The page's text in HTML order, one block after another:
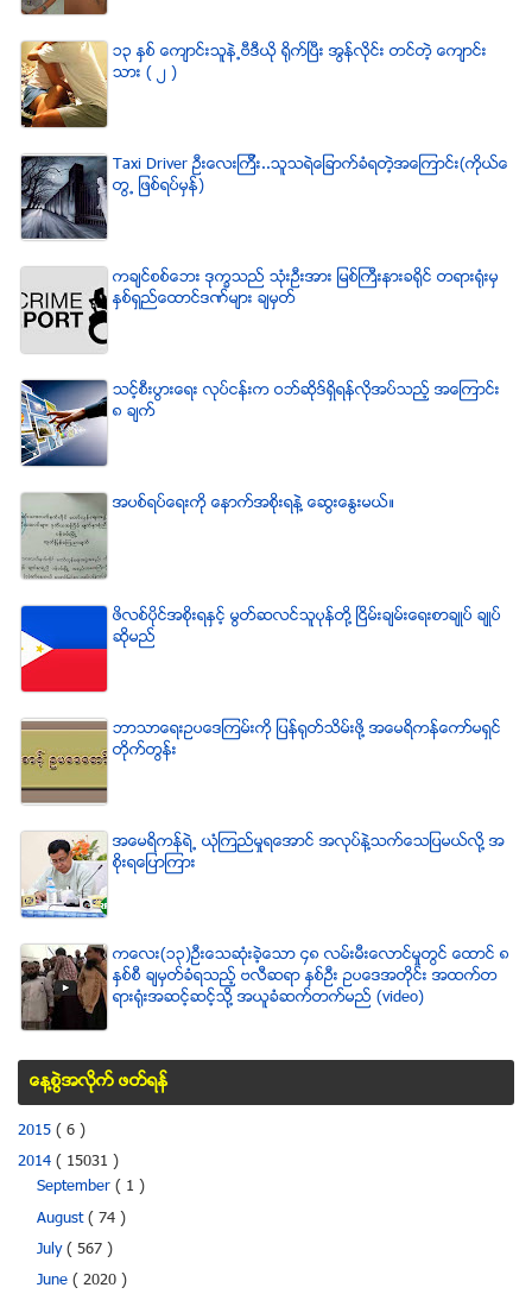
၁၃ ႏွစ္ ေက်ာင္းသူနဲ႕ဗီဒီယို ရိုက္ျပီး အြန္လိုင္း တင္တဲ့ ေက်ာင္း
သား ( ၂ )
Taxi Driver ဦးေလးၾကီး..သူသရဲေျခာက္ခံရတဲ့အေၾကာင္း(ကိုယ္ေ
တြ႕ ျဖစ္ရပ္မွန္)
ကခ်င္စစ္ေဘး ဒုကၡသည္ သံုးဦးအား ျမစ္ႀကီးနားခရိုင္ တရားရံုးမွ
ႏွစ္ရွည္ေထာင္ဒဏ္မ်ား ခ်မွတ္
သင့္စီးပြားေရး လုပ္ငန္းက ဝဘ္ဆိုဒ္ရွိရန္လိုအပ္သည့္ အေၾကာင္း
၈ ခ်က္
အပစ္ရပ္ေရးကို ေနာက္အစိုးရနဲ႔ ေဆြးေႏြးမယ္။
ဖိလစ္ပိုင္အစိုးရႏွင့္ မြတ္ဆလင္သူပုန္တို႔ ၿငိမ္းခ်မ္းေရးစာခ်ဳပ္ ခ်ဳပ္
ဆိုမည္
ဘာသာေရးဥပေဒၾကမ္းကို ျပန္ရုတ္သိမ္းဖို႔ အေမရိကန္ေကာ္မရွင္
တိုက္တြန္း
အေမရိကန္ရဲ႕ ယံုၾကည္မႈရေအာင္ အလုပ္နဲ႔သက္ေသျပမယ္လုိ႔ အ
စုိးရေျပာၾကား
ကေလး(၁၃)ဦးေသဆံုးခဲ့ေသာ ၄၈ လမ္းမီးေလာင္မႈတြင္ ေထာင္ ၈
ႏွစ္စီ ခ်မွတ္ခံရသည့္ ဗလီဆရာ ႏွစ္ဦး ဥပေဒအတိုင္း အထက္တ
ရားရံုးအဆင့္ဆင့္သို႔ အယူခံဆက္တက္မည္ (video)
ေန႔စြဲအလိုက္ ဖတ္ရန္
2015 ( 6 )
2014 ( 15031 )
September ( 1 )
August( 74 )
July( 567 )
June ( 2020 )